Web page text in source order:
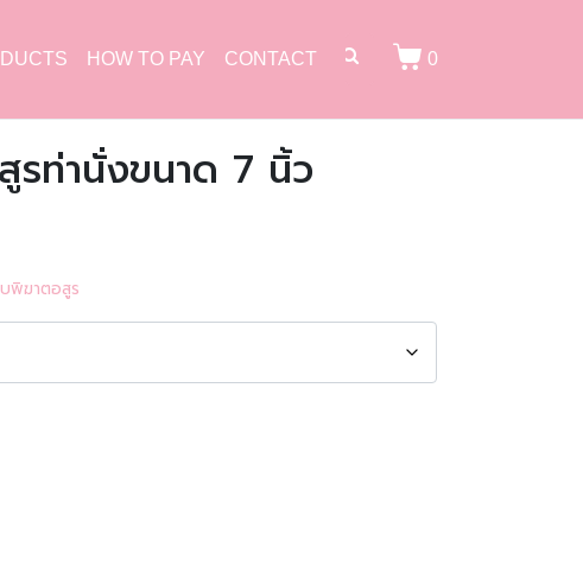
HOW TO PAY CONTACT 0
รท่านั่งขนาด 7 นิ้ว
พิฆาตอสูร